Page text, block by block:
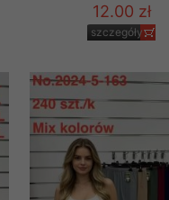
12.00 zł
szczegóły